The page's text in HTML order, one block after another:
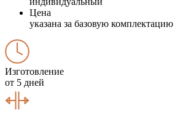
Цена
указана за базовую комплектацию
Изготовление
от 5 дней